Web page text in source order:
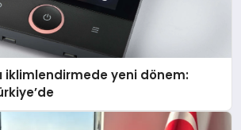
iklimlendirmede yeni dönem: